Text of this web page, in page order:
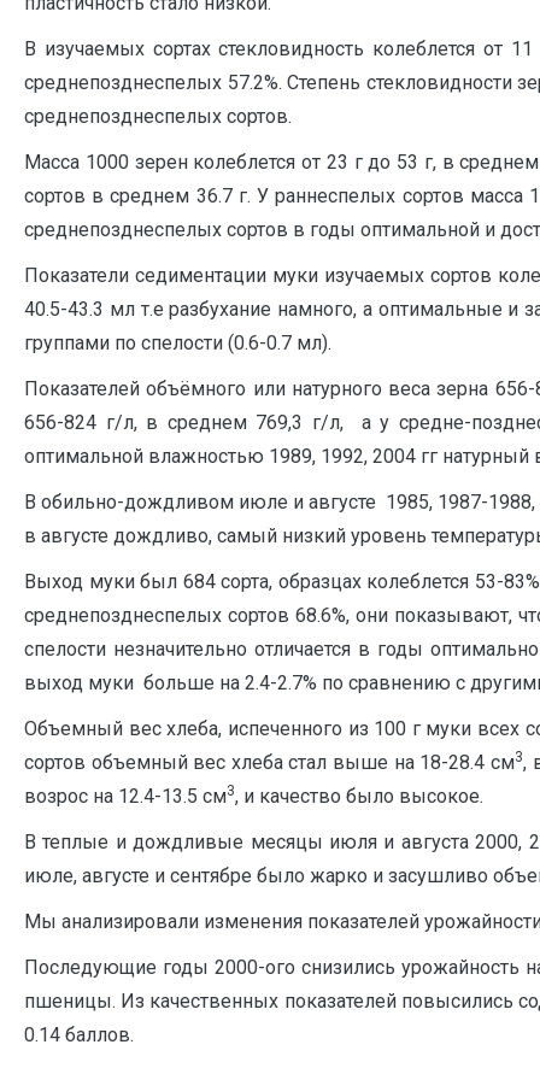
В изучаемых сортах стекловидность колеблется от
среднепозднеспелых 57.2%. Степень
среднепозднеспелых сортов.
Масса 1000 зерен колеблется от 23 г до 53 г, в
сортов в среднем 36.7 г. У раннеспелых сортов
среднепозднеспелых сортов в годы оптимальной и
Показатели седиментации муки изучаемых сортов
40.5-43.3 мл т.е разбухание намного, а оптимальные
группами по спелости (0.6-0.7 мл).
Показателей объёмного или натурного веса зерна
656-824 г/л, в среднем 769,3 г/л, а у средне-
оптимальной влажностью 1989, 1992, 2004 гг
В обильно-дождливом июле и августе 1985, 1987-
в августе дождливо, самый низкий уровень
Выход муки был 684 сорта, образцах колеблется 53-
среднепозднеспелых сортов 68.6%, они показывают,
спелости незначительно отличается в годы
выход муки больше на 2.4-2.7% по сравнению с
Объемный вес хлеба, испеченного из 100 г муки всех
сортов объемный вес хлеба стал выше на 18-28.4 см3,
возрос на 12.4-13.5 см3, и качество было высокое.
В теплые и дождливые месяцы июля и августа 2000,
июле, августе и сентябре было жарко и засушливо
Мы анализировали изменения показателей
Последующие годы 2000-ого снизились урожайность
пшеницы. Из качественных показателей повысились
0.14 баллов.